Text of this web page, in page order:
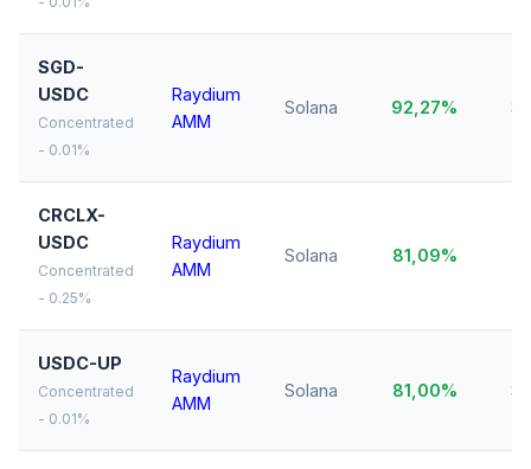
SGD-
USDC
Concentrated
- 0.01%
Raydium
AMM
Solana 92,27%
CRCLX-
USDC
Concentrated
- 0.25%
Raydium
AMM
Solana 81,09%
USDC-UP
Concentrated
- 0.01%
Raydium
AMM
Solana 81,00%